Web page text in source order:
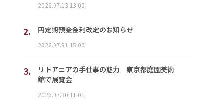
2026.07.13 13:00
2. 円定期預金金利改定のお知らせ
2026.07.31 15:00
3.
リトアニアの手仕事の魅力 東京都庭園美術
館で展覧会
2026.07.30 11:01